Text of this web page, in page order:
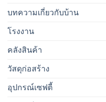
บทความเกี่ยวกับบ้าน
โรงงาน
คลังสินค้า
วัสดุก่อสร้าง
อุปกรณ์เซฟตี้